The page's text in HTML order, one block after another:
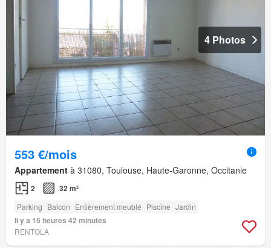
4 Photos
553 €/mois
Appartement à 31080, Toulouse, Haute-Garonne, Occitanie
2 32 m²
Parking Balcon Entièrement meublé Piscine Jardin
Il y a 15 heures 42 minutes
RENTOLA